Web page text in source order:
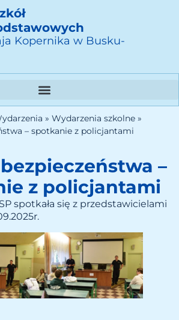
Kopernika w Busku-
» Wydarzenia szkolne »
– spotkanie z policjantami
–
z policjantami
spotkała się z przedstawicielami